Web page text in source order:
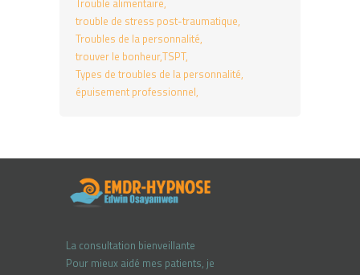
Trouble alimentaire
trouble de stress post-traumatique
Troubles de la personnalité
trouver le bonheurTSPT
Types de troubles de la personnalité
épuisement professionnel
La consultation bienveillante
Pour mieux aidé mes patients, je